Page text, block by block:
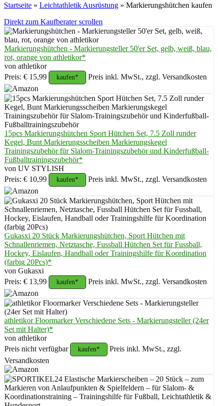
Startseite » Leichtathletik Ausrüstung » Markierungshütchen kaufen
Direkt zum Kaufberater scrollen
Markierungshütchen - Markierungsteller 50'er Set, gelb, weiß, blau,
rot, orange von athletikor*
von athletikor
Preis: € 15,99
kaufen* Preis inkl. MwSt., zzgl. Versandkosten
15pcs Markierungshütchen Sport Hütchen Set, 7.5 Zoll runder
Kegel, Bunt Markierungsscheiben Markierungskegel
Trainingszubehör für Slalom-Trainingszubehör und Kinderfußball-
Fußballtrainingszubehör*
von UV STYLISH
Preis: € 10,99
kaufen* Preis inkl. MwSt., zzgl. Versandkosten
Gukasxi 20 Stück Markierungshütchen, Sport Hütchen mit
Schnallenriemen, Netztasche, Fussball Hütchen Set für Fussball,
Hockey, Eislaufen, Handball oder Trainingshilfe für Koordination
(farbig 20Pcs)*
von Gukasxi
Preis: € 13,99
kaufen* Preis inkl. MwSt., zzgl. Versandkosten
athletikor Floormarker Verschiedene Sets - Markierungsteller (24er
Set mit Halter)*
von athletikor
Preis nicht verfügbar
kaufen*
Preis inkl. MwSt., zzgl.
Versandkosten